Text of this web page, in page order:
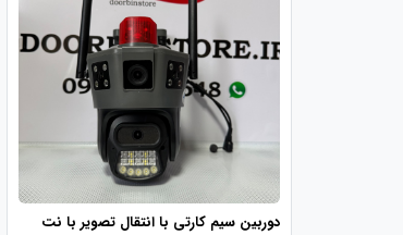
دوربین سیم کارتی با انتقال تصویر با نت